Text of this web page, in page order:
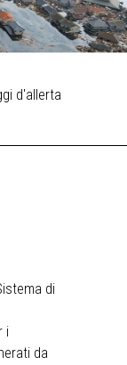
d'allerta
di
i
da